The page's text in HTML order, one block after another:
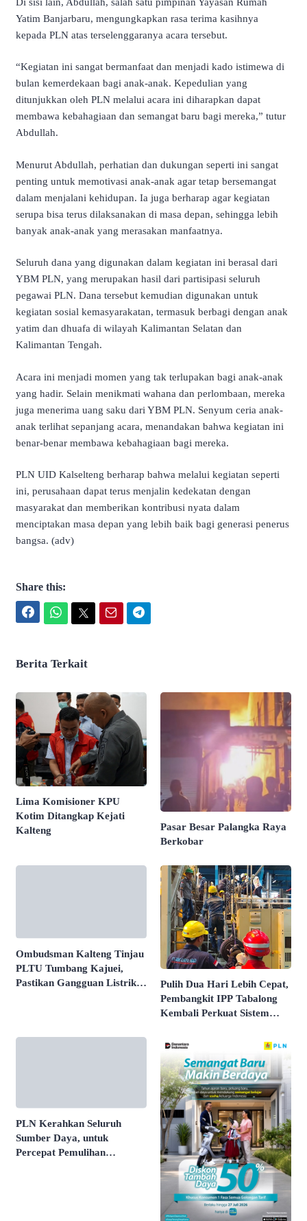
Yatim Banjarbaru, mengungkapkan rasa terima kasihnya
kepada PLN atas terselenggaranya acara tersebut.
“Kegiatan ini sangat bermanfaat dan menjadi kado istimewa di
bulan kemerdekaan bagi anak-anak. Kepedulian yang
ditunjukkan oleh PLN melalui acara ini diharapkan dapat
membawa kebahagiaan dan semangat baru bagi mereka,” tutur
Abdullah.
Menurut Abdullah, perhatian dan dukungan seperti ini sangat
penting untuk memotivasi anak-anak agar tetap bersemangat
dalam menjalani kehidupan. Ia juga berharap agar kegiatan
serupa bisa terus dilaksanakan di masa depan, sehingga lebih
banyak anak-anak yang merasakan manfaatnya.
Seluruh dana yang digunakan dalam kegiatan ini berasal dari
YBM PLN, yang merupakan hasil dari partisipasi seluruh
pegawai PLN. Dana tersebut kemudian digunakan untuk
kegiatan sosial kemasyarakatan, termasuk berbagi dengan anak
yatim dan dhuafa di wilayah Kalimantan Selatan dan
Kalimantan Tengah.
Acara ini menjadi momen yang tak terlupakan bagi anak-anak
yang hadir. Selain menikmati wahana dan perlombaan, mereka
juga menerima uang saku dari YBM PLN. Senyum ceria anak-
anak terlihat sepanjang acara, menandakan bahwa kegiatan ini
benar-benar membawa kebahagiaan bagi mereka.
PLN UID Kalselteng berharap bahwa melalui kegiatan seperti
ini, perusahaan dapat terus menjalin kedekatan dengan
masyarakat dan memberikan kontribusi nyata dalam
menciptakan masa depan yang lebih baik bagi generasi penerus
bangsa. (adv)
Share this:
Berita Terkait
Lima Komisioner KPU
Kotim Ditangkap Kejati
Kalteng
Pasar Besar Palangka Raya
Berkobar
Ombudsman Kalteng Tinjau
PLTU Tumbang Kajuei,
Pastikan Gangguan Listrik
Pulih Dua Hari Lebih Cepat,
Pembangkit IPP Tabalong
Kembali Perkuat Sistem
PLN Kerahkan Seluruh
Sumber Daya, untuk
Percepat Pemulihan